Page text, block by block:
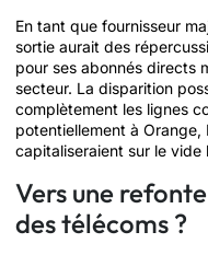
En tant que fournisseur
sortie aurait des
pour ses abonnés directs
secteur. La disparition
complètement les lignes
potentiellement à Orange,
capitaliseraient sur le vide
Vers une
des télécoms ?